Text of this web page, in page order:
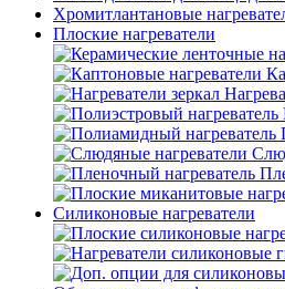
Хромитлантановые
Плоские нагреватели
Силиконовые нагреватели